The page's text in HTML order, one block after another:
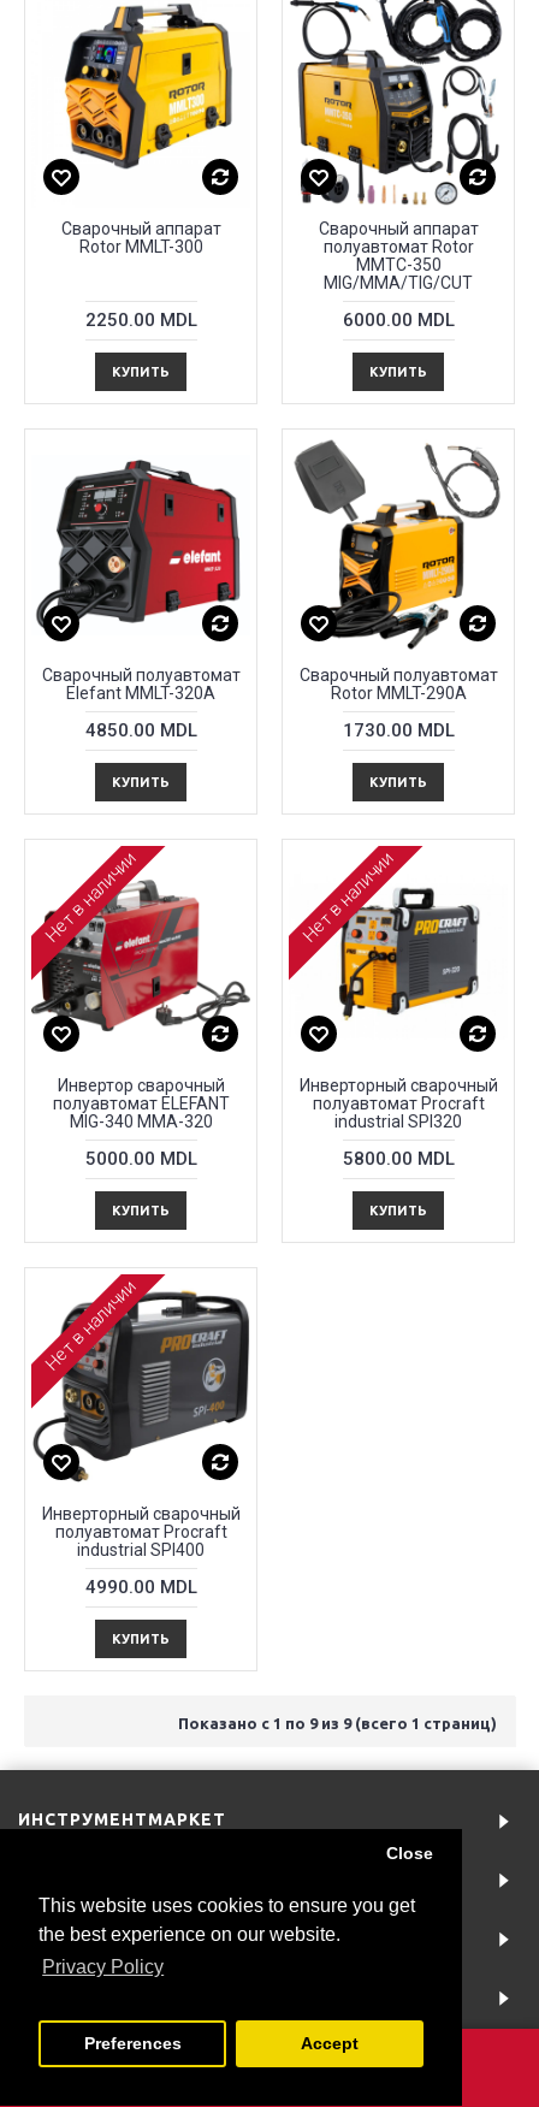
This website uses cookies to ensure you get
the best experience on our website.
Privacy Policy
Close
Preferences Accept
Сварочный аппарат
Rotor MMLT-300
2250.00 MDL
КУПИТЬ
Сварочный аппарат
полуавтомат Rotor
MMTC-350
MIG/MMA/TIG/CUT
6000.00 MDL
КУПИТЬ
Сварочный полуавтомат
Elefant MMLT-320A
4850.00 MDL
КУПИТЬ
Сварочный полуавтомат
Rotor MMLT-290A
1730.00 MDL
КУПИТЬ
Нет в наличии
Инвертор сварочный
полуавтомат ELEFANT
MIG-340 MMA-320
5000.00 MDL
КУПИТЬ
Нет в наличии
Инверторный сварочный
полуавтомат Procraft
industrial SPI320
5800.00 MDL
КУПИТЬ
Нет в наличии
Инверторный сварочный
полуавтомат Procraft
industrial SPI400
4990.00 MDL
КУПИТЬ
Показано с 1 по 9 из 9 (всего 1 страниц)
ИНСТРУМЕНТМАРКЕТ
ИНФОРМАЦИЯ
Copyright © 2019 | Creare magazin online